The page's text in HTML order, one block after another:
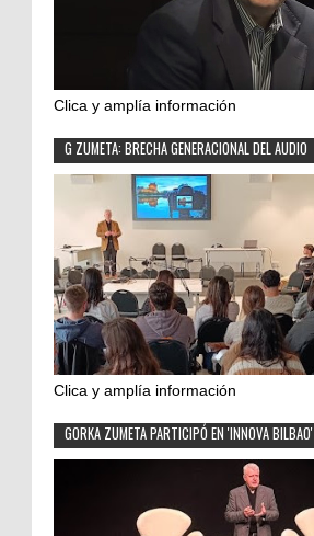
Clica y amplía información
G ZUMETA: BRECHA GENERACIONAL DEL AUDIO
Clica y amplía información
GORKA ZUMETA PARTICIPÓ EN 'INNOVA BILBAO'